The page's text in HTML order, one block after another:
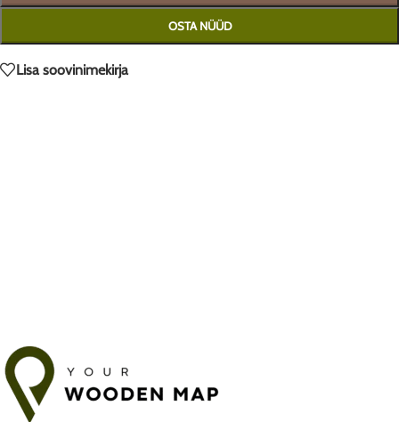
OSTA NÜÜD
Lisa soovinimekirja